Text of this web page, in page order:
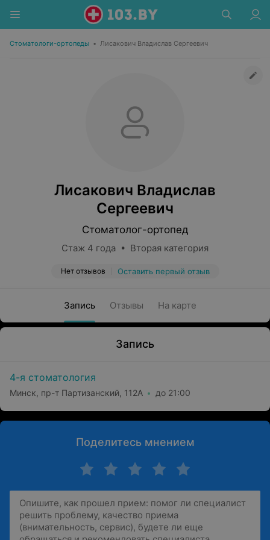
Стоматологи-ортопеды • Лисакович Владислав Сергеевич
Лисакович Владислав
Сергеевич
Стоматолог-ортопед
Стаж 4 года • Вторая категория
Нет отзывов Оставить первый отзыв
Запись Отзывы На карте
Запись
4-я стоматология
Минск, пр-т Партизанский, 112А до 21:00
Поделитесь мнением